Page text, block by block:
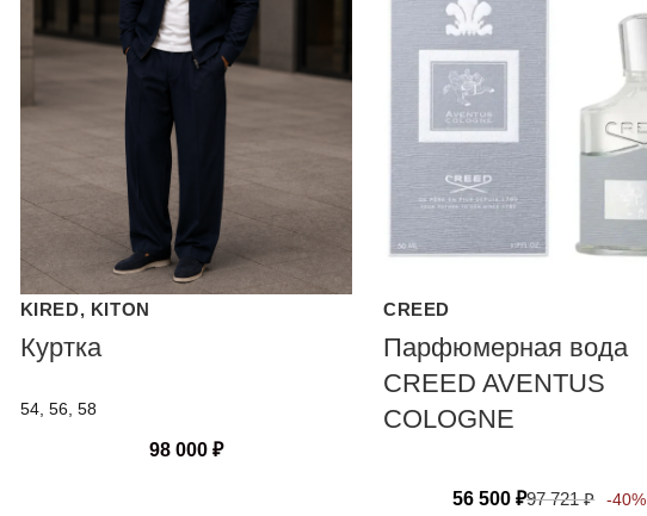
KIRED, KITON
Куртка
54, 56, 58
98 000 ₽
CREED
Парфюмерная вода
CREED AVENTUS
COLOGNE
56 500₽97 721₽ -40%